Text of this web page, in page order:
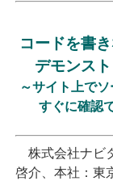
個人向
法人向
採用情報
コードを書
デモンス
～サイト上で
すぐに確認
株式会社ナビ
啓介、本社：東